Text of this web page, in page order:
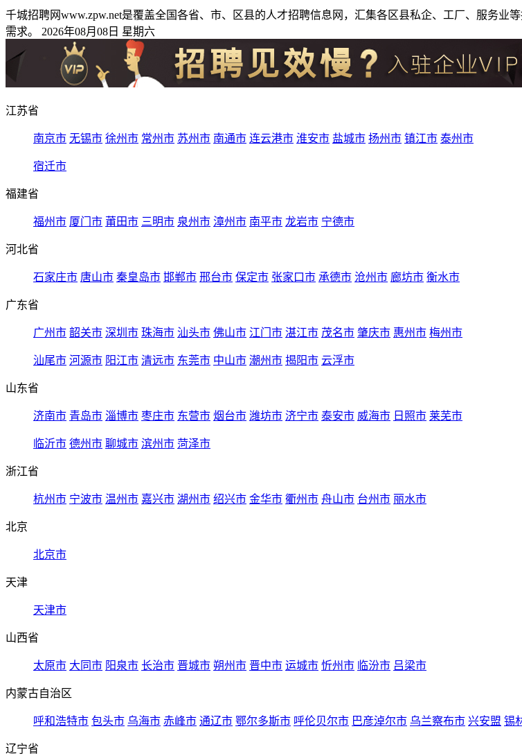
千城招聘网www.zpw.net是覆盖全国各省、市、区县的人才招聘信息网，汇集各区县私企、工厂、服务
需求。 2026年08月08日 星期六
江苏省
南京市 无锡市 徐州市 常州市 苏州市 南通市 连云港市 淮安市 盐城市 扬州市 镇江市 泰州市
宿迁市
福建省
福州市 厦门市 莆田市 三明市 泉州市 漳州市 南平市 龙岩市 宁德市
河北省
石家庄市 唐山市 秦皇岛市 邯郸市 邢台市 保定市 张家口市 承德市 沧州市 廊坊市 衡水市
广东省
广州市 韶关市 深圳市 珠海市 汕头市 佛山市 江门市 湛江市 茂名市 肇庆市 惠州市 梅州市
汕尾市 河源市 阳江市 清远市 东莞市 中山市 潮州市 揭阳市 云浮市
山东省
济南市 青岛市 淄博市 枣庄市 东营市 烟台市 潍坊市 济宁市 泰安市 威海市 日照市 莱芜市
临沂市 德州市 聊城市 滨州市 菏泽市
浙江省
杭州市 宁波市 温州市 嘉兴市 湖州市 绍兴市 金华市 衢州市 舟山市 台州市 丽水市
北京
北京市
天津
天津市
山西省
太原市 大同市 阳泉市 长治市 晋城市 朔州市 晋中市 运城市 忻州市 临汾市 吕梁市
内蒙古自治区
呼和浩特市 包头市 乌海市 赤峰市 通辽市 鄂尔多斯市 呼伦贝尔市 巴彦淖尔市 乌兰察布市 兴安盟 锡
辽宁省